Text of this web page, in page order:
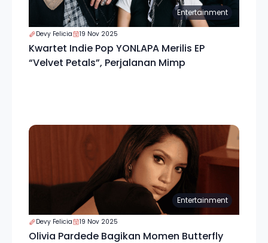
Entertainment
Devy Felicia 19 Nov 2025
Kwartet Indie Pop YONLAPA Merilis EP
“Velvet Petals”, Perjalanan Mimp
Entertainment
Devy Felicia 19 Nov 2025
Olivia Pardede Bagikan Momen Butterfly